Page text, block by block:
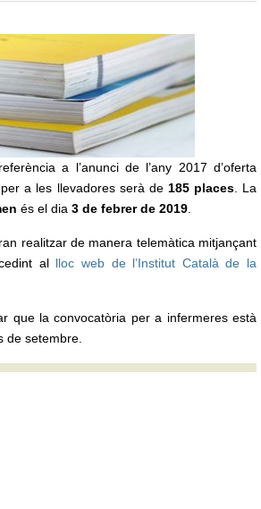
a l’anunci de l’any 2017 d’oferta
a les llevadores serà de 185 places. La
és el dia 3 de febrer de 2019.
realitzar de manera telemàtica mitjançant
al lloc web de l’Institut Català de la
que la convocatòria per a infermeres està
de setembre.